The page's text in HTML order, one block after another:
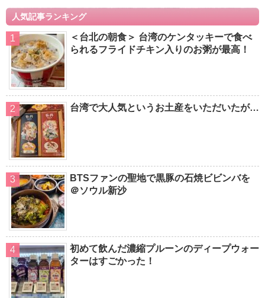
人気記事ランキング
＜台北の朝食＞ 台湾のケンタッキーで食べ
られるフライドチキン入りのお粥が最高！
台湾で大人気というお土産をいただいたが…
BTSファンの聖地で黒豚の石焼ビビンバを
＠ソウル新沙
初めて飲んだ濃縮プルーンのディープウォー
ターはすごかった！